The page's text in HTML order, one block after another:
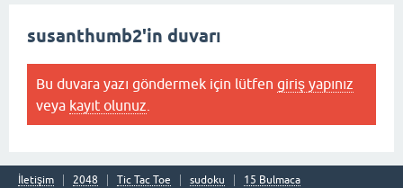
susanthumb2'in duvarı
Bu duvara yazı göndermek için lütfen giriş yapınız
veya kayıt olunuz
İletişim 2048 Tic Tac Toe sudoku 15 Bulmaca